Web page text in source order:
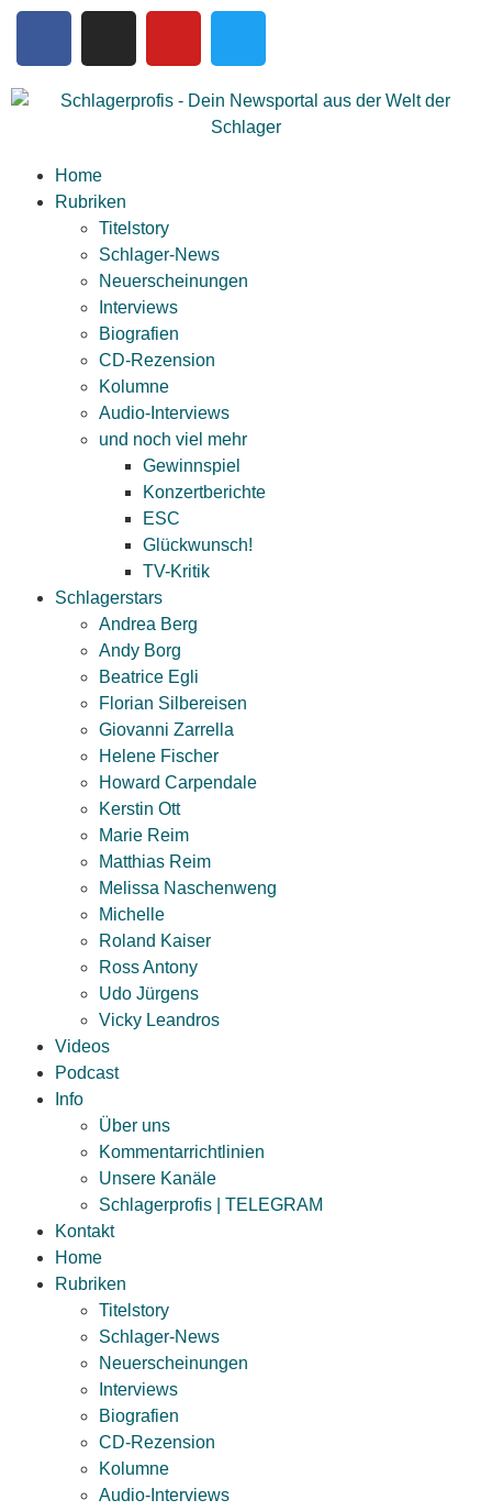
Home
Rubriken
Titelstory
Schlager-News
Neuerscheinungen
Interviews
Biografien
CD-Rezension
Kolumne
Audio-Interviews
und noch viel mehr
Gewinnspiel
Konzertberichte
ESC
Glückwunsch!
TV-Kritik
Schlagerstars
Andrea Berg
Andy Borg
Beatrice Egli
Florian Silbereisen
Giovanni Zarrella
Helene Fischer
Howard Carpendale
Kerstin Ott
Marie Reim
Matthias Reim
Melissa Naschenweng
Michelle
Roland Kaiser
Ross Antony
Udo Jürgens
Vicky Leandros
Videos
Podcast
Info
Über uns
Kommentarrichtlinien
Unsere Kanäle
Schlagerprofis | TELEGRAM
Kontakt
Home
Rubriken
Titelstory
Schlager-News
Neuerscheinungen
Interviews
Biografien
CD-Rezension
Kolumne
Audio-Interviews